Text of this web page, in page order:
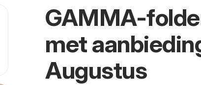
GAMMA-
met
Augustus